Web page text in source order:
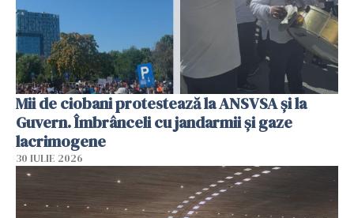
Mii de ciobani protestează la ANSVSA și la
Guvern. Îmbrânceli cu jandarmii și gaze
lacrimogene
30 IULIE 2026